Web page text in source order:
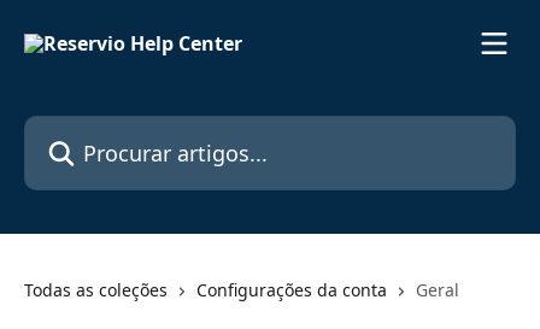
Procurar artigos...
Todas as coleções Configurações da conta Geral